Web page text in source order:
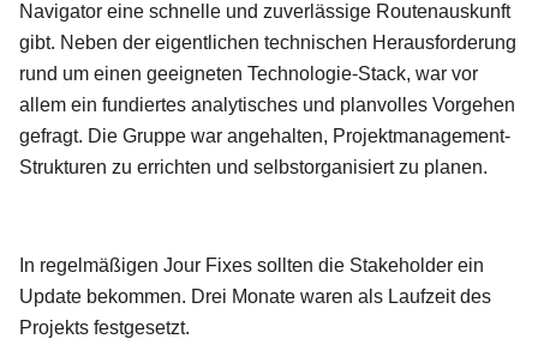
Navigator eine schnelle und zuverlässige Routenauskunft
gibt. Neben der eigentlichen technischen Herausforderung
rund um einen geeigneten Technologie-Stack, war vor
allem ein fundiertes analytisches und planvolles Vorgehen
gefragt. Die Gruppe war angehalten, Projektmanagement-
Strukturen zu errichten und selbstorganisiert zu planen.
In regelmäßigen Jour Fixes sollten die Stakeholder ein
Update bekommen. Drei Monate waren als Laufzeit des
Projekts festgesetzt.